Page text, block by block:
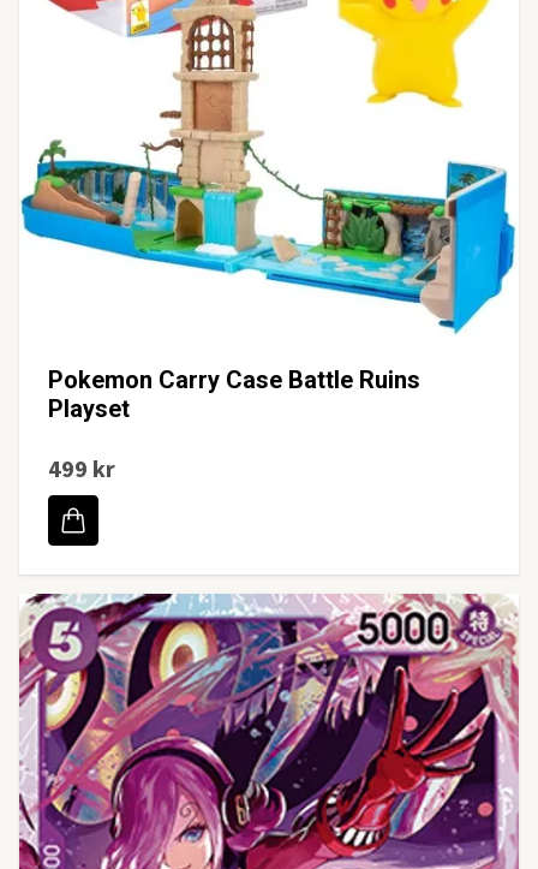
Pokemon Carry Case Battle Ruins
Playset
499 kr